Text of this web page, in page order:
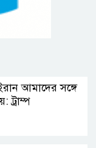
আমাদের সঙ্গে
ট্রাম্প